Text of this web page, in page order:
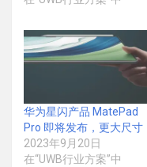
华为星闪产品 MatePad
Pro 即将发布，更大尺寸
2023年9月20日
在“UWB行业方案”中